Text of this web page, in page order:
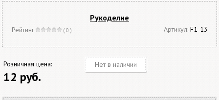
Рукоделие
Рейтинг ( 0 ) Артикул: F1-13
Розничная цена:
12 руб.
Нет в наличии